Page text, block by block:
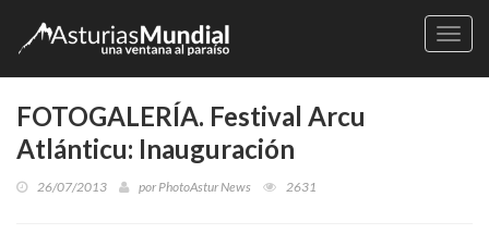
FOTOGALERÍA. Festival Arcu
Atlánticu: Inauguración
26/07/2013 porPhotoAstur News 2631